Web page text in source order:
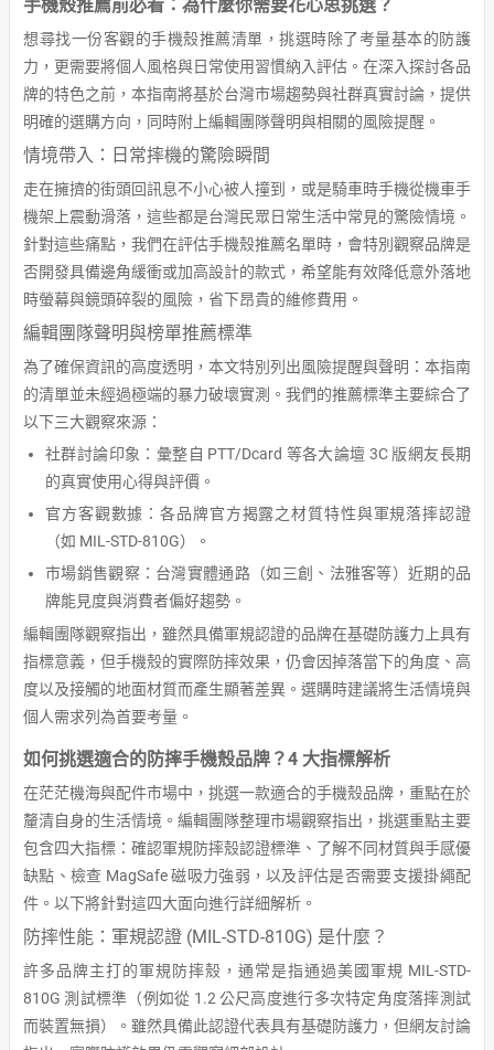
手機殼推薦前必看：為什麼你需要花心思挑選？
想尋找一份客觀的手機殼推薦清單，挑選時除了考量基本的防護
力，更需要將個人風格與日常使用習慣納入評估。在深入探討各品
牌的特色之前，本指南將基於台灣市場趨勢與社群真實討論，提供
明確的選購方向，同時附上編輯團隊聲明與相關的風險提醒。
情境帶入：日常摔機的驚險瞬間
走在擁擠的街頭回訊息不小心被人撞到，或是騎車時手機從機車手
機架上震動滑落，這些都是台灣民眾日常生活中常見的驚險情境。
針對這些痛點，我們在評估手機殼推薦名單時，會特別觀察品牌是
否開發具備邊角緩衝或加高設計的款式，希望能有效降低意外落地
時螢幕與鏡頭碎裂的風險，省下昂貴的維修費用。
編輯團隊聲明與榜單推薦標準
為了確保資訊的高度透明，本文特別列出風險提醒與聲明：本指南
的清單並未經過極端的暴力破壞實測。我們的推薦標準主要綜合了
以下三大觀察來源：
社群討論印象：彙整自 PTT/Dcard 等各大論壇 3C 版網友長期
的真實使用心得與評價。
官方客觀數據：各品牌官方揭露之材質特性與軍規落摔認證
（如 MIL-STD-810G）。
市場銷售觀察：台灣實體通路（如三創、法雅客等）近期的品
牌能見度與消費者偏好趨勢。
編輯團隊觀察指出，雖然具備軍規認證的品牌在基礎防護力上具有
指標意義，但手機殼的實際防摔效果，仍會因掉落當下的角度、高
度以及接觸的地面材質而產生顯著差異。選購時建議將生活情境與
個人需求列為首要考量。
如何挑選適合的防摔手機殼品牌？4 大指標解析
在茫茫機海與配件市場中，挑選一款適合的手機殼品牌，重點在於
釐清自身的生活情境。編輯團隊整理市場觀察指出，挑選重點主要
包含四大指標：確認軍規防摔殼認證標準、了解不同材質與手感優
缺點、檢查 MagSafe 磁吸力強弱，以及評估是否需要支援掛繩配
件。以下將針對這四大面向進行詳細解析。
防摔性能：軍規認證 (MIL-STD-810G) 是什麼？
許多品牌主打的軍規防摔殼，通常是指通過美國軍規 MIL-STD-
810G 測試標準（例如從 1.2 公尺高度進行多次特定角度落摔測試
而裝置無損）。雖然具備此認證代表具有基礎防護力，但網友討論